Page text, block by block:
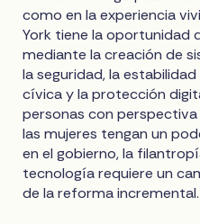
como en la experiencia
York tiene la oportunidad
mediante la creación de
la seguridad, la
cívica y la protección
personas con
las mujeres tengan un
en el gobierno, la
tecnología requiere un
de la reforma incremental.